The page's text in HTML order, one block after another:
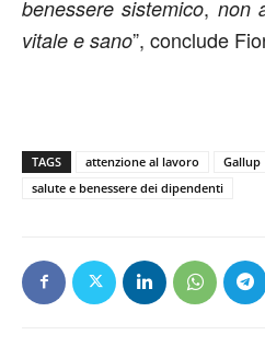
benessere sistemico, non
vitale e sano”, conclude
TAGS attenzione al lavoro
Gallup
salute e benessere dei dipendenti